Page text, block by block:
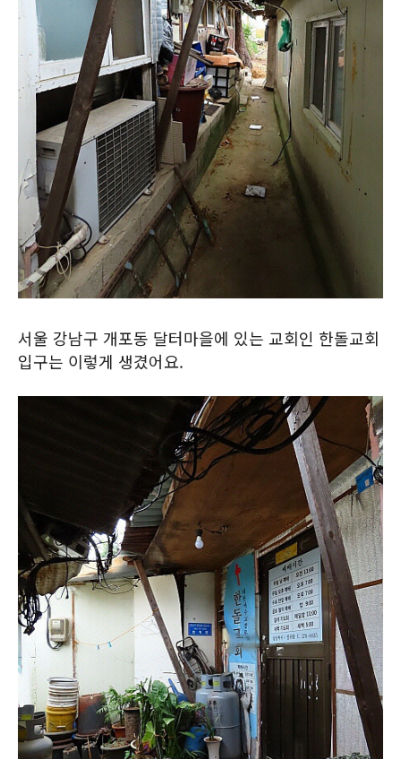
서울 강남구 개포동 달터마을에 있는 교회인 한돌교회
입구는 이렇게 생겼어요.